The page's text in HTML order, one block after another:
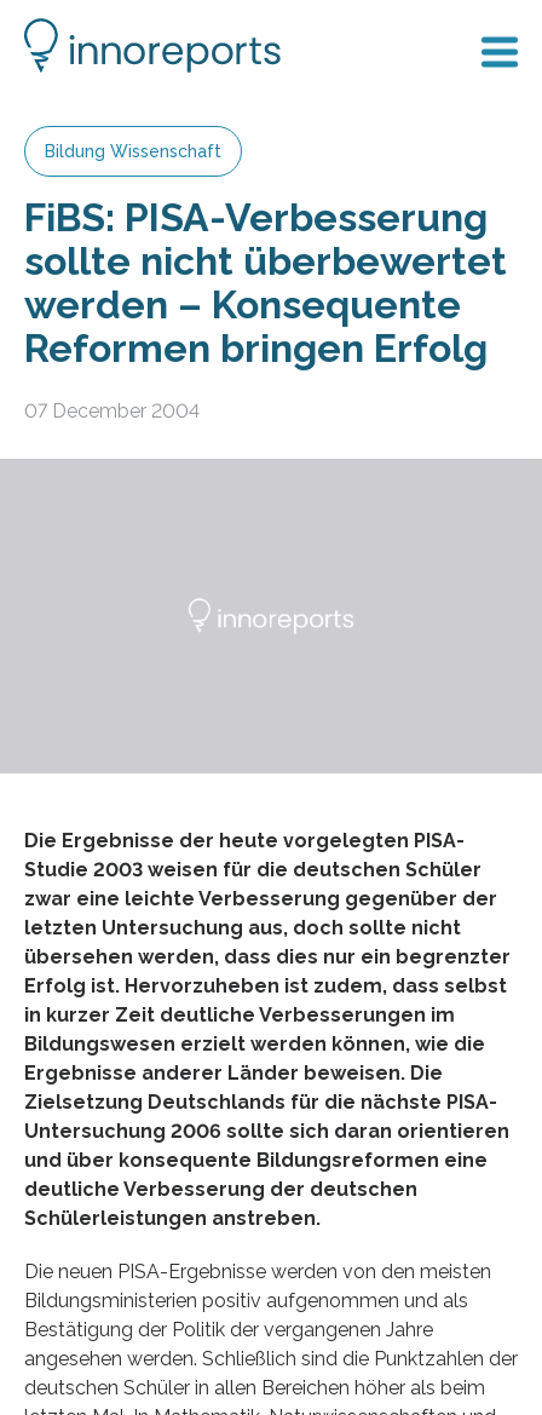
Bildung Wissenschaft
FiBS: PISA-Verbesserung
sollte nicht überbewertet
werden – Konsequente
Reformen bringen Erfolg
07 December 2004
Die Ergebnisse der heute vorgelegten PISA-
Studie 2003 weisen für die deutschen Schüler
zwar eine leichte Verbesserung gegenüber der
letzten Untersuchung aus, doch sollte nicht
übersehen werden, dass dies nur ein begrenzter
Erfolg ist. Hervorzuheben ist zudem, dass selbst
in kurzer Zeit deutliche Verbesserungen im
Bildungswesen erzielt werden können, wie die
Ergebnisse anderer Länder beweisen. Die
Zielsetzung Deutschlands für die nächste PISA-
Untersuchung 2006 sollte sich daran orientieren
und über konsequente Bildungsreformen eine
deutliche Verbesserung der deutschen
Schülerleistungen anstreben.
Die neuen PISA-Ergebnisse werden von den meisten
Bildungsministerien positiv aufgenommen und als
Bestätigung der Politik der vergangenen Jahre
angesehen werden. Schließlich sind die Punktzahlen der
deutschen Schüler in allen Bereichen höher als beim